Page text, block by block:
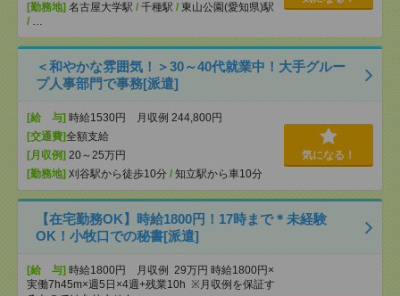
[勤務地] 名古屋大学駅 / 千種駅 / 東山公園(愛知県)駅
/ …
＜和やかな雰囲気！＞30～40代就業中！大手グルー
プ人事部門で事務[派遣]
[給 与] 時給1530円 月収例 244,800円
[交通費]全額支給
[月収例] 20～25万円
[勤務地] 刈谷駅から徒歩10分 / 知立駅から車10分
気になる！
【在宅勤務OK】時給1800円！17時まで＊未経験
OK！小牧口での秘書[派遣]
[給 与] 時給1800円 月収例 29万円 時給1800円×
実働7h45m×週5日×4週+残業10h ※月収例を保証す